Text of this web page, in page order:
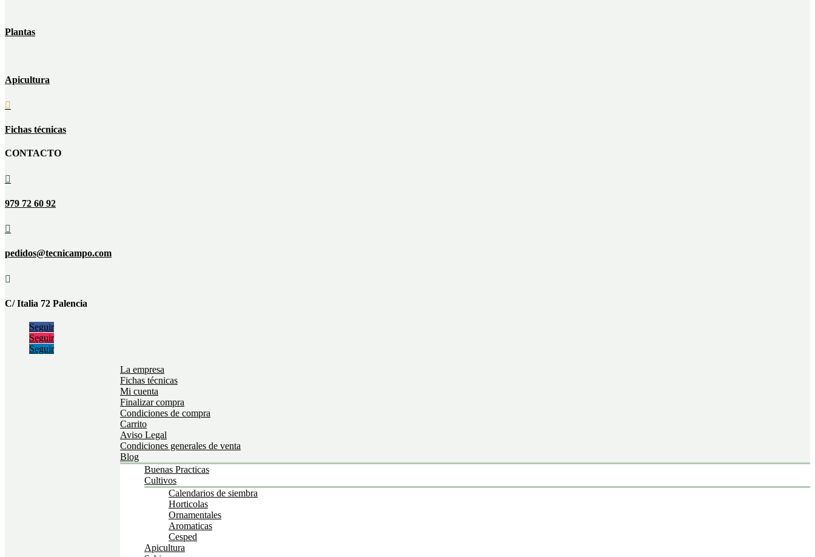
Plantas
Apicultura

Fichas técnicas
CONTACTO

979 72 60 92

pedidos@tecnicampo.com

C/ Italia 72 Palencia
Seguir
Seguir
Seguir
La empresa
Fichas técnicas
Mi cuenta
Finalizar compra
Condiciones de compra
Carrito
Aviso Legal
Condiciones generales de venta
Blog
Buenas Practicas
Cultivos
Calendarios de siembra
Horticolas
Ornamentales
Aromaticas
Cesped
Apicultura